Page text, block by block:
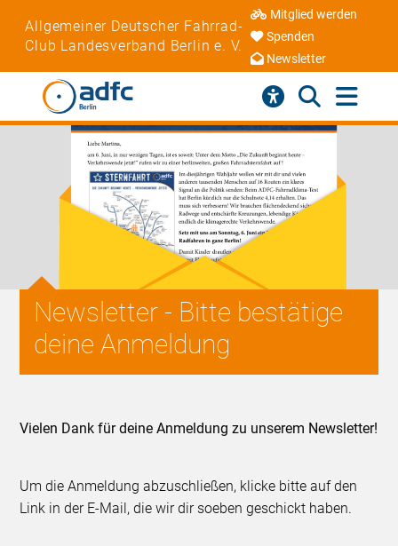
Allgemeiner Deutscher Fahrrad-
Club Landesverband Berlin e. V.
Mitglied werden
Spenden
Newsletter
Newsletter - Bitte bestätige
deine Anmeldung
Vielen Dank für deine Anmeldung zu unserem Newsletter!
Um die Anmeldung abzuschließen, klicke bitte auf den
Link in der E-Mail, die wir dir soeben geschickt haben.